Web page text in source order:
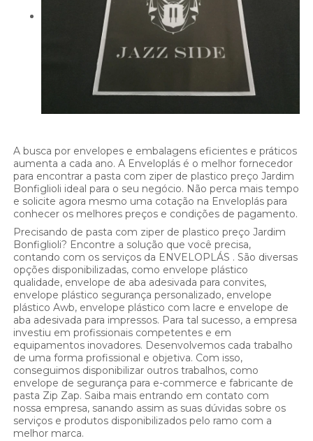
A busca por envelopes e embalagens eficientes e práticos
aumenta a cada ano. A Enveloplás é o melhor fornecedor
para encontrar a pasta com ziper de plastico preço Jardim
Bonfiglioli ideal para o seu negócio. Não perca mais tempo
e solicite agora mesmo uma cotação na Enveloplás para
conhecer os melhores preços e condições de pagamento.
Precisando de pasta com ziper de plastico preço Jardim
Bonfiglioli? Encontre a solução que você precisa,
contando com os serviços da ENVELOPLÁS . São diversas
opções disponibilizadas, como envelope plástico
qualidade, envelope de aba adesivada para convites,
envelope plástico segurança personalizado, envelope
plástico Awb, envelope plástico com lacre e envelope de
aba adesivada para impressos. Para tal sucesso, a empresa
investiu em profissionais competentes e em
equipamentos inovadores. Desenvolvemos cada trabalho
de uma forma profissional e objetiva. Com isso,
conseguimos disponibilizar outros trabalhos, como
envelope de segurança para e-commerce e fabricante de
pasta Zip Zap. Saiba mais entrando em contato com
nossa empresa, sanando assim as suas dúvidas sobre os
serviços e produtos disponibilizados pelo ramo com a
melhor marca.